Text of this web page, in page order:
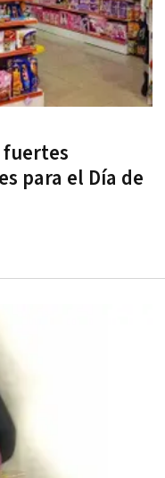
fuertes
para el Día de